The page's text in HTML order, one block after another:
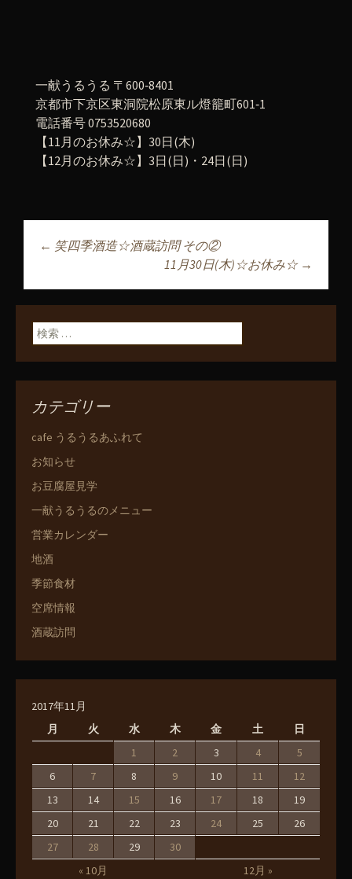
一献うるうる 〒600‐8401
京都市下京区東洞院松原東ル燈籠町601‐1
電話番号 0753520680
【11月のお休み☆】30日(木)
【12月のお休み☆】3日(日)・24日(日)
投稿ナビゲーショ
ン
← 笑四季酒造☆酒蔵訪問 その②
11月30日(木)☆お休み☆ →
検索:
カテゴリー
cafe うるうるあふれて
お知らせ
お豆腐屋見学
一献うるうるのメニュー
営業カレンダー
地酒
季節食材
空席情報
酒蔵訪問
2017年11月
月
火 水 木 金 土 日
« 10月 12月 »
1 2 3 4
5
6
7 8 9 10 11
12
13
14 15 16 17 18
19
20
21 22 23 24 25
26
27
28 29 30